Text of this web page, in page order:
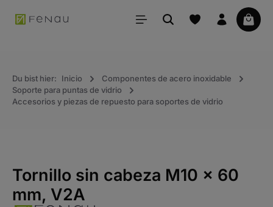
principal La
Du bist hier: Inicio
Componentes de acero inoxidable
Soporte para puntas de vidrio
Accesorios y piezas de repuesto para soportes de vidrio
Tornillo sin cabeza M10 x 60
mm, V2A